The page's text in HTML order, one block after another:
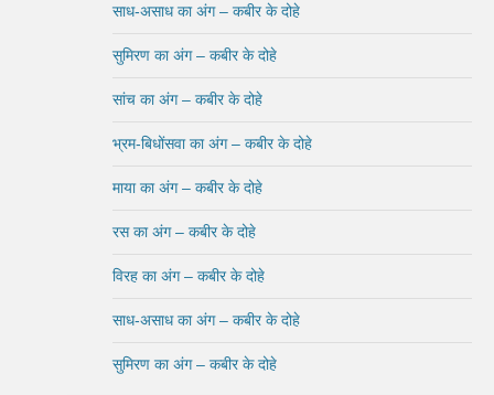
साध-असाध का अंग – कबीर के दोहे
सुमिरण का अंग – कबीर के दोहे
सांच का अंग – कबीर के दोहे
भ्रम-बिधोंसवा का अंग – कबीर के दोहे
माया का अंग – कबीर के दोहे
रस का अंग – कबीर के दोहे
विरह का अंग – कबीर के दोहे
साध-असाध का अंग – कबीर के दोहे
सुमिरण का अंग – कबीर के दोहे